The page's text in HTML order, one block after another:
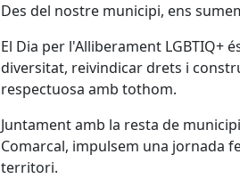
Des del nostre municipi, ens
El Dia per l'Alliberament LGBTIQ+
diversitat, reivindicar drets i
respectuosa amb tothom.
Juntament amb la resta de
Comarcal, impulsem una jornada
territori.